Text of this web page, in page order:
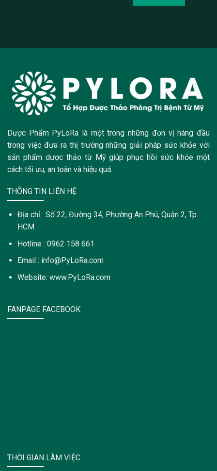
Dược Phẩm PyLoRa là một trong những đơn vị hàng đầu
trong việc đưa ra thị trường những giải pháp sức khỏe với
sản phẩm dược thảo từ Mỹ giúp phục hồi sức khỏe một
cách tối ưu, an toàn và hiệu quả.
THÔNG TIN LIÊN HỆ
Địa chỉ : Số 22, Đường 34, Phường An Phú, Quận 2, Tp.
HCM
Hotline : 0962 158 661
Email : info@PyLoRa.com
Website: www.PyLoRa.com
FANPAGE FACEBOOK
THỜI GIAN LÀM VIỆC